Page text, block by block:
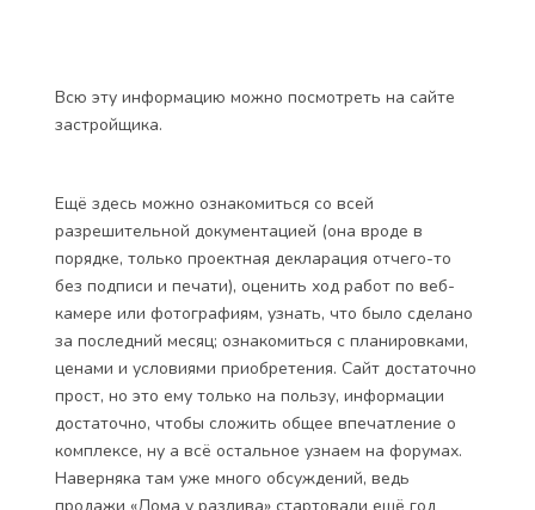
Всю эту информацию можно посмотреть на сайте
застройщика.
Ещё здесь можно ознакомиться со всей
разрешительной документацией (она вроде в
порядке, только проектная декларация отчего-то
без подписи и печати), оценить ход работ по веб-
камере или фотографиям, узнать, что было сделано
за последний месяц; ознакомиться с планировками,
ценами и условиями приобретения. Сайт достаточно
прост, но это ему только на пользу, информации
достаточно, чтобы сложить общее впечатление о
комплексе, ну а всё остальное узнаем на форумах.
Наверняка там уже много обсуждений, ведь